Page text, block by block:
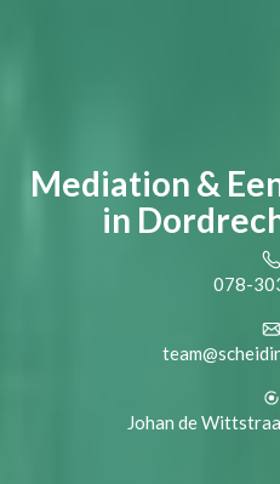
Mediation &
in
078-
Johan de